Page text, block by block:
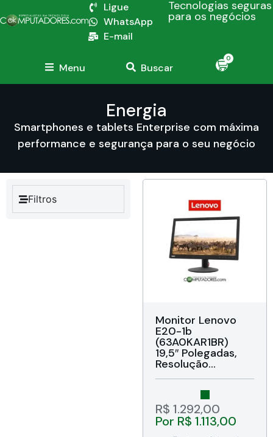
Ligue
WhatsApp
E-mail
Tecnologias seguras
para os negócios
Menu Buscar
0
Energia
Smartphones e tablets Enterprise com máxima
performance e segurança para o seu negócio
Filtros
Monitor Lenovo
E20-1b
(63A0KAR1BR)
19,5″ Polegadas,
Resolução
1600×900, Brilho
Taxa de Contraste
1000:1, Formato
16:9, Tempo de
resposta 5ms,
R$ 1.292,00
Por R$ 1.113,00